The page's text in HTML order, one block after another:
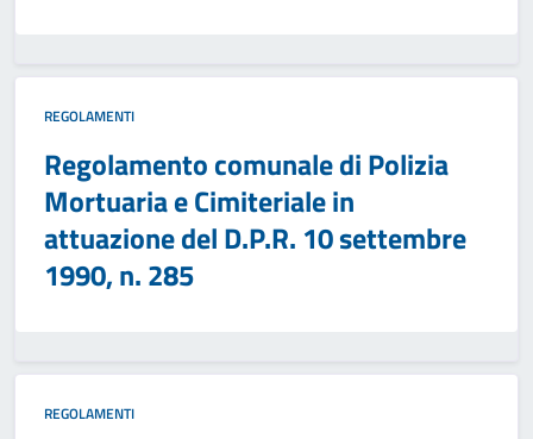
REGOLAMENTI
Regolamento comunale di Polizia
Mortuaria e Cimiteriale in
attuazione del D.P.R. 10 settembre
1990, n. 285
REGOLAMENTI